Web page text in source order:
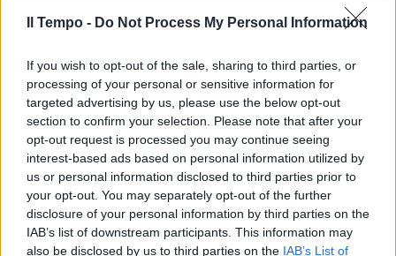
Il Tempo - Do Not Process My Personal Information
If you wish to opt-out of the sale, sharing to third parties, or
processing of your personal or sensitive information for
targeted advertising by us, please use the below opt-out
section to confirm your selection. Please note that after your
opt-out request is processed you may continue seeing
interest-based ads based on personal information utilized by
us or personal information disclosed to third parties prior to
your opt-out. You may separately opt-out of the further
disclosure of your personal information by third parties on the
IAB’s list of downstream participants. This information may
also be disclosed by us to third parties on the IAB’s List of
In evidenza